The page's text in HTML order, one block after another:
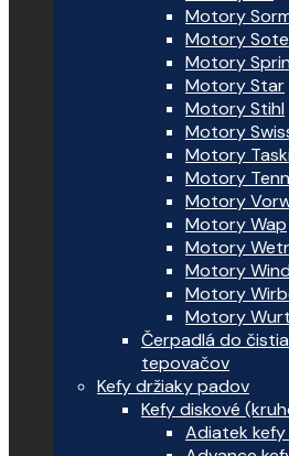
Motory
Motory
Motory
Motory Star
Motory Stihl
Motory
Motory Taski
Motory
Motory
Motory Wap
Motory
Motory
Motory
Motory
Čerpadlá do
tepovačov
Kefy držiaky padov
Kefy diskové
Adiatek kefy